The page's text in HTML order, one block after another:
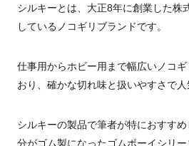
シルキーとは、大正8年に創業した株
しているノコギリブランドです。
仕事用からホビー用まで幅広いノコ
おり、確かな切れ味と扱いやすさで人
シルキーの製品で筆者が特におすす
分がゴム製になったゴムボーイシリ